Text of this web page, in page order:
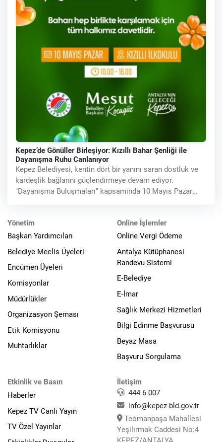
Kepez’de Gönüller Birleşiyor: Kızıllı Bahar Şenliği ile
Dayanışma Ruhu Canlanıyor
Kepez Belediyesi, kentin dört bir yanını saran dostluk ve
kardeşlik bağlarını güçlendirmeye devam ediyor.
"Dayanışma Buluşmaları" kapsamında 10 Mayıs Pazar
Yönetim
Başkan Yardımcıları
Belediye Meclis Üyeleri
Encümen Üyeleri
Komisyonlar
Müdürlükler
Organizasyon Şeması
Etik Komisyonu
Muhtarlıklar
Online İşlemler
Online Vergi Ödeme
Antalya Kütüphanesi
Randevu Sistemi
E-Belediye
E-İmar
Sağlık Merkezi Hizmetleri
Bilgi Edinme Başvurusu
Beyaz Masa
Başvuru Sorgulama
Etkinlik ve Basın
Haberler
Kepez TV Canlı Yayın
TV Özel Yayınlar
İletişim
444 6 007
info@kepez-bld.gov.tr
Teomanpaşa Mahallesi
Yeşilırmak Caddesi No:4